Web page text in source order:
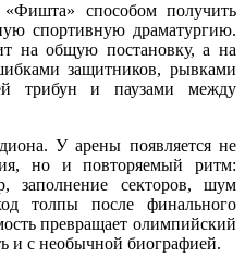
способом получить
спортивную драматургию.
на общую постановку, а на
защитников, рывками
трибун и паузами между
У арены появляется не
но и повторяемый ритм:
заполнение секторов, шум
толпы после финального
превращает олимпийский
и с необычной биографией.